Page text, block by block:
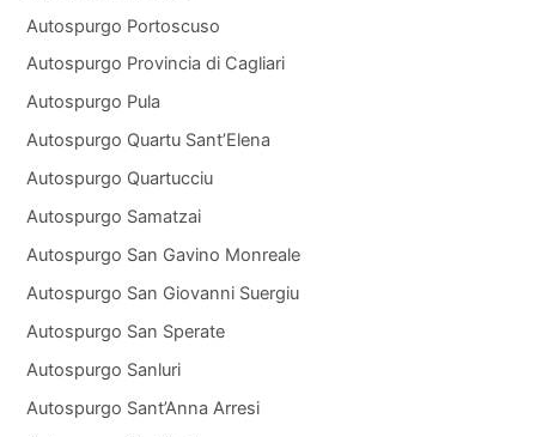
Autospurgo Portoscuso
Autospurgo Provincia di Cagliari
Autospurgo Pula
Autospurgo Quartu Sant’Elena
Autospurgo Quartucciu
Autospurgo Samatzai
Autospurgo San Gavino Monreale
Autospurgo San Giovanni Suergiu
Autospurgo San Sperate
Autospurgo Sanluri
Autospurgo Sant’Anna Arresi